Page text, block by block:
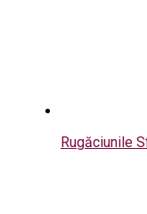
Rugăciunile